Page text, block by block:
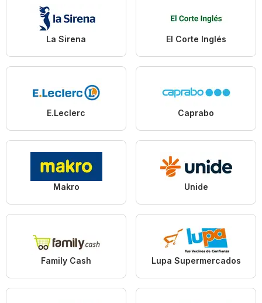
La Sirena El Corte Inglés
E.Leclerc Caprabo
Makro Unide
Family Cash Lupa Supermercados